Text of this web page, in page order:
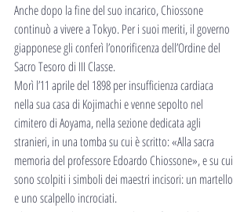
Anche dopo la fine del suo incarico, Chiossone
continuò a vivere a Tokyo. Per i suoi meriti, il governo
giapponese gli conferì l’onorificenza dell’Ordine del
Sacro Tesoro di III Classe.
Morì l’11 aprile del 1898 per insufficienza cardiaca
nella sua casa di Kojimachi e venne sepolto nel
cimitero di Aoyama, nella sezione dedicata agli
stranieri, in una tomba su cui è scritto: «Alla sacra
memoria del professore Edoardo Chiossone», e su cui
sono scolpiti i simboli dei maestri incisori: un martello
e uno scalpello incrociati.